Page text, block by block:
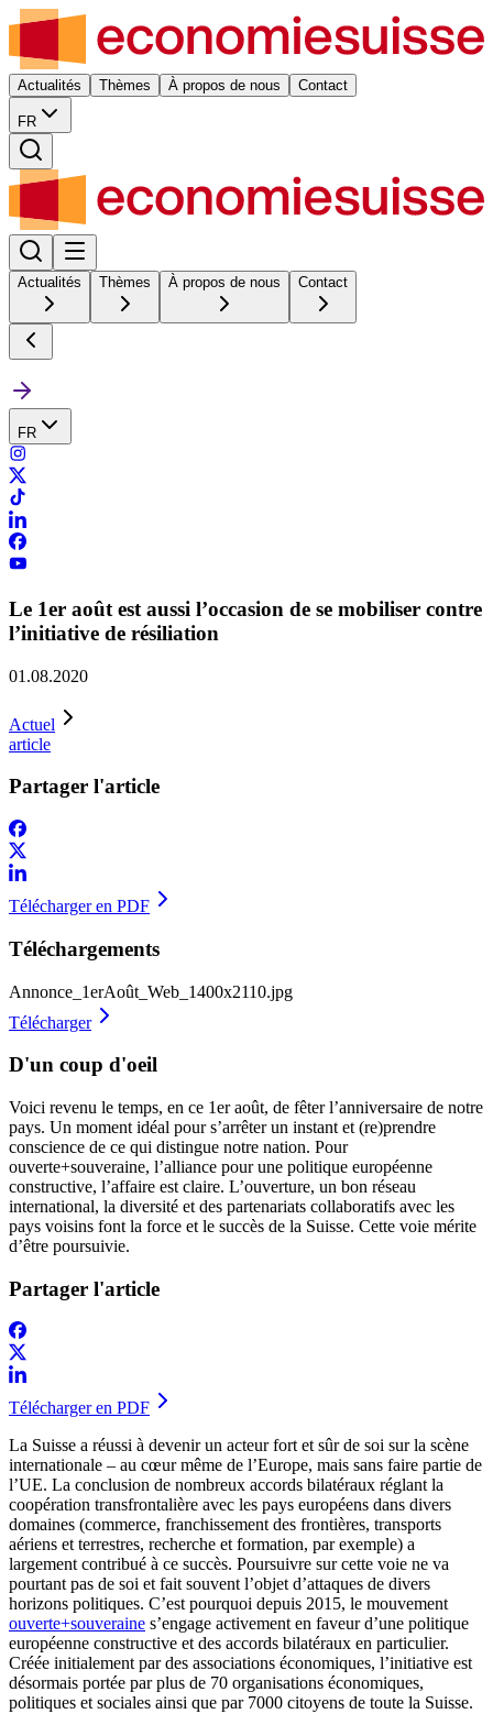
Actualités Thèmes À propos de nous Contact
FR
Actualités Thèmes À propos de nous Contact
FR
Le 1er août est aussi l’occasion de se mobiliser contre
l’initiative de résiliation
01.08.2020
Actuel
article
Partager l'article
Télécharger en PDF
Téléchargements
Annonce_1erAoût_Web_1400x2110.jpg
Télécharger
D'un coup d'oeil
Voici revenu le temps, en ce 1er août, de fêter l’anniversaire de notre
pays. Un moment idéal pour s’arrêter un instant et (re)prendre
conscience de ce qui distingue notre nation. Pour
ouverte+souveraine, l’alliance pour une politique européenne
constructive, l’affaire est claire. L’ouverture, un bon réseau
international, la diversité et des partenariats collaboratifs avec les
pays voisins font la force et le succès de la Suisse. Cette voie mérite
d’être poursuivie.
Partager l'article
Télécharger en PDF
La Suisse a réussi à devenir un acteur fort et sûr de soi sur la scène
internationale – au cœur même de l’Europe, mais sans faire partie de
l’UE. La conclusion de nombreux accords bilatéraux réglant la
coopération transfrontalière avec les pays européens dans divers
domaines (commerce, franchissement des frontières, transports
aériens et terrestres, recherche et formation, par exemple) a
largement contribué à ce succès. Poursuivre sur cette voie ne va
pourtant pas de soi et fait souvent l’objet d’attaques de divers
horizons politiques. C’est pourquoi depuis 2015, le mouvement
ouverte+souveraine s’engage activement en faveur d’une politique
européenne constructive et des accords bilatéraux en particulier.
Créée initialement par des associations économiques, l’initiative est
désormais portée par plus de 70 organisations économiques,
politiques et sociales ainsi que par 7000 citoyens de toute la Suisse.